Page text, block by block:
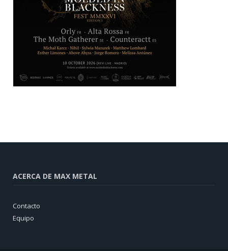
ACERCA DE MAX METAL
Contacto
Equipo